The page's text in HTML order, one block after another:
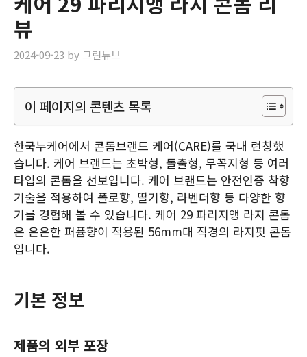
뷰
2024-09-23 by그린튜브
이 페이지의 콘텐츠 목록
한국누케어에서 콘돔브랜드 케어(CARE)를 국내 런칭했
습니다. 케어 브랜드는 초박형, 돌출형, 무꼭지형 등 여러
타입의 콘돔을 선보입니다. 케어 브랜드는 안전인증 착향
기술을 적용하여 폴로향, 딸기향, 라벤더향 등 다양한 향
기를 경험해 볼 수 있습니다. 케어 29 파리지앵 라지 콘돔
은 은은한 퍼퓸향이 적용된 56mm대 직경의 라지핏 콘돔
입니다.
기본 정보
제품의 외부 포장